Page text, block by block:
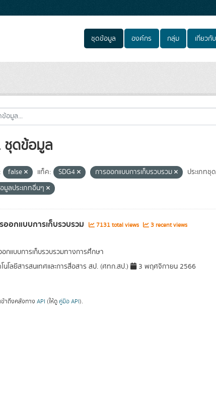
ชุดข้อมูล องค์กร กลุ่ม เกี่ยวกับ
ดข้อมูล
false แท็ค: SDG4 การออกแบบการเก็บรวบรวม
ประเภทชุด
มูลประเภทอื่นๆ
อกแบบการเก็บรวบรวม 7131 total views 3 recent views
กแบบการเก็บรวบรวมทางการศึกษา
นโลยีสารสนเทศและการสื่อสาร สป. (ศทก.สป.)
3 พฤศจิกายน 2566
าถึงคลังทาง API (ให้ดู คู่มือ API).